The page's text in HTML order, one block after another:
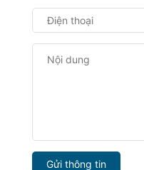
Gửi thông tin